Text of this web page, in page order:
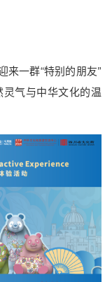
一群“特别的朋友”
气与中华文化的温